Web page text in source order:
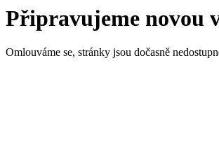
Připravujeme novou
Omlouváme se, stránky jsou dočasně